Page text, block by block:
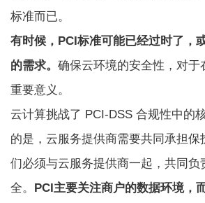
标准而已。
有时候，PCI标准可能已经过时了，
的需求。确保云环境的安全性，对于
重要意义。
云计算挑战了 PCI-DSS 合规性中的
的是，云服务提供商需要共同承担保
们必须与云服务提供商一起，共同负
全。
PCI主要关注商户的数据环境，